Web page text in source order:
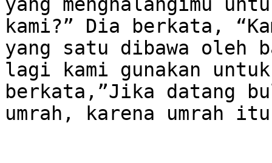
kami?” Dia berkata,
yang satu dibawa oleh
lagi kami gunakan
berkata,”Jika datang
umrah, karena umrah